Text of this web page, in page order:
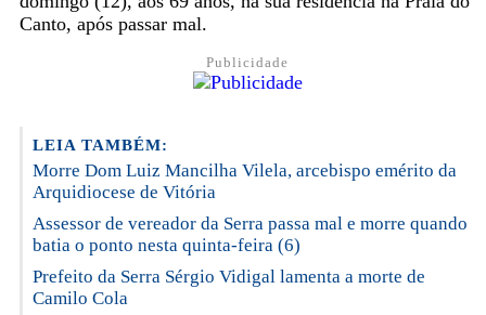
Canto, após passar mal.
Publicidade
LEIA TAMBÉM:
Morre Dom Luiz Mancilha Vilela, arcebispo emérito da
Arquidiocese de Vitória
Assessor de vereador da Serra passa mal e morre quando
batia o ponto nesta quinta-feira (6)
Prefeito da Serra Sérgio Vidigal lamenta a morte de
Camilo Cola